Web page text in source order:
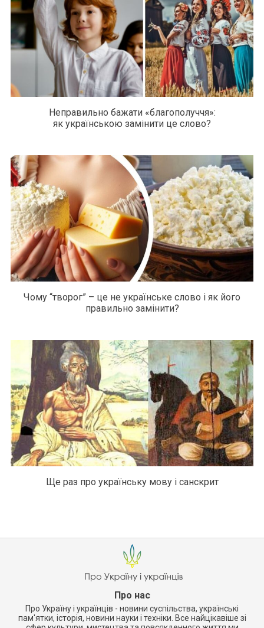
Неправильно бажати «благополуччя»:
як українською замінити це слово?
Чому “творог” – це не українське слово і як його
правильно замінити?
Ще раз про українську мову і санскрит
Про нас
Про Україну і українців - новини суспільства, українські
пам'ятки, історія, новини науки і техніки. Все найцікавіше зі